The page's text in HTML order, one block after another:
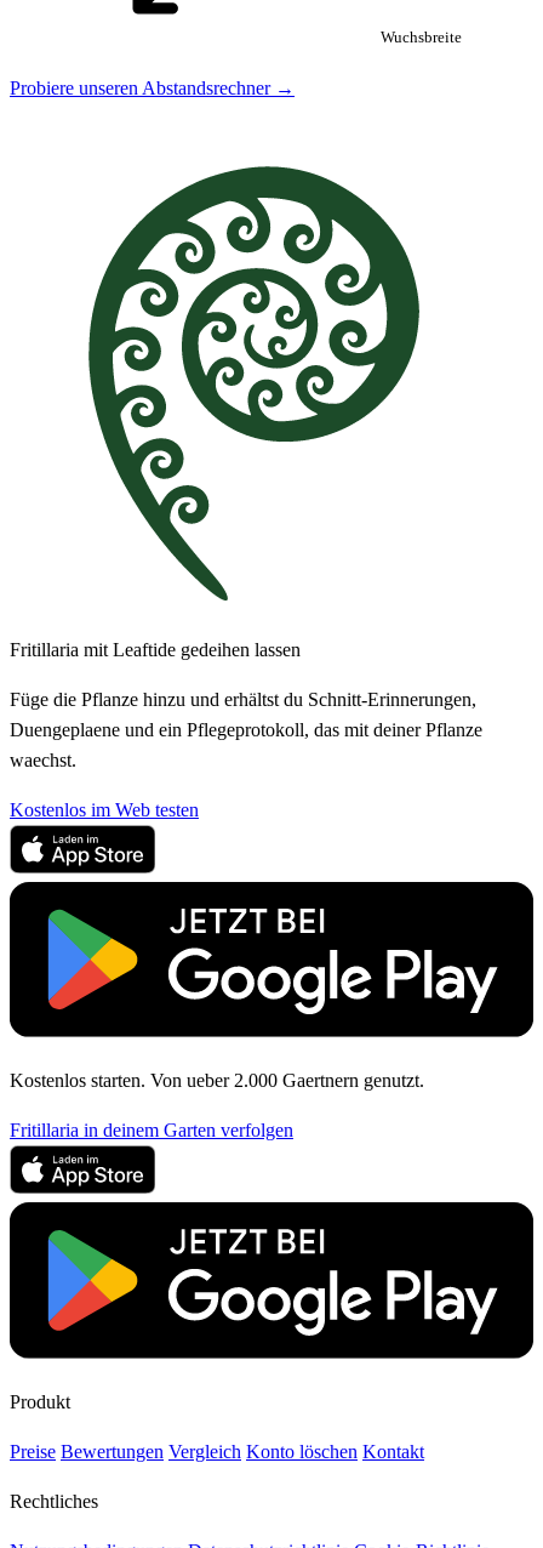
Wuchsbreite
Probiere unseren Abstandsrechner →
Fritillaria mit Leaftide gedeihen lassen
Füge die Pflanze hinzu und erhältst du Schnitt-Erinnerungen,
Duengeplaene und ein Pflegeprotokoll, das mit deiner Pflanze
waechst.
Kostenlos im Web testen
Kostenlos starten. Von ueber 2.000 Gaertnern genutzt.
Fritillaria in deinem Garten verfolgen
Produkt
Preise Bewertungen Vergleich Konto löschen Kontakt
Rechtliches